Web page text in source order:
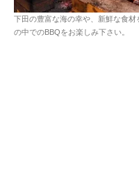
下田の豊富な海の幸や、新鮮な食材
の中でのBBQをお楽しみ下さい。